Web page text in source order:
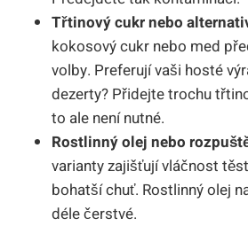
Třtinový cukr nebo
kokosový cukr nebo med
volby. Preferují vaši hosté
dezerty? Přidejte trochu
to ale není nutné.
Rostlinný olej nebo
varianty zajišťují vláčnost
bohatší chuť. Rostlinný olej
déle čerstvé.